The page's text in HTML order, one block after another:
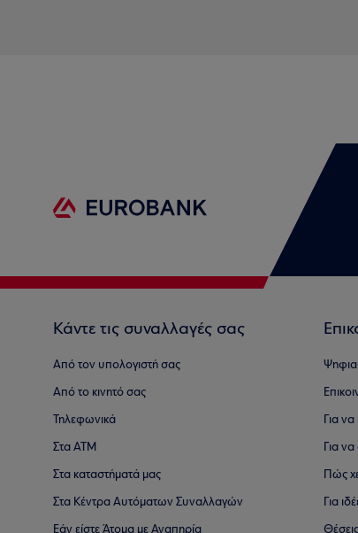
Κάντε τις συναλλαγές σας
Από τον υπολογιστή σας
Από το κινητό σας
Τηλεφωνικά
Στα ΑΤΜ
Στα καταστήματά μας
Στα Κέντρα Αυτόματων Συναλλαγών
Εάν είστε Άτομα με Αναπηρία
Για
Για να
Πώς
Για